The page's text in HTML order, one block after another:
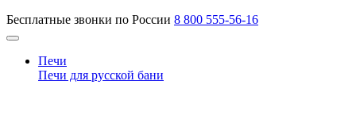
Бесплатные звонки по России 8 800 555-56-16
Печи
Печи для русской бани